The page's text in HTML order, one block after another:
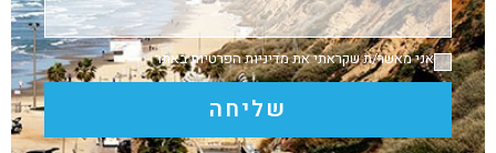
אני מאשר/ת שקראתי אתמדיניות הפרטיותבאתר
שליחה